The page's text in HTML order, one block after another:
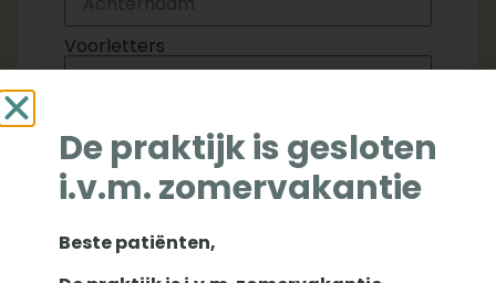
Voorletters
Geboortedatum
De praktijk is gesloten
i.v.m. zomervakantie
Beste patiënten,